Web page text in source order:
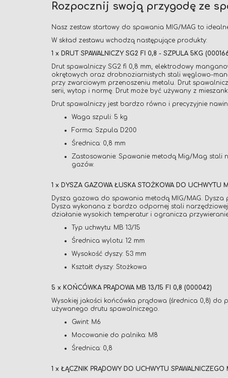
Rozpocznij swoją przygodę ze
Nasz zestaw startowy do spawania MIG/MAG to
W skład zestawu wchodzą następujące produkty:
1 x DRUT SPAWALNICZY SG2 FI 0,8 - SZPULA 5KG
Drut spawalniczy SG2 fi 0,8 mm, elektrodowy
okrętowych oraz drobnoziarnistych stali węglowo-
przy zwarciowym przenoszeniu metalu. Drut
serii, wytop i normę. Drut może być używany z
Drut spawalniczy jest bardzo równo i precyzyjnie
Waga szpuli: 5 kg
Forma: Szpula D200
Średnica: 0,8 mm
Zastosowanie: Spawanie metodą Mig/Mag stali
gazów.
1 x DYSZA GAZOWA ŁUSKA STOŻKOWA DO UCHWYTU
Dysza gazowa do spawania metodą MIG/MAG. Dysza
Dysza wykonana z bardzo odpornej stali
działanie wysokich temperatur i ogranicza
Typ uchwytu: MB 13/15
Średnica wylotu: 12 mm
Wysokość dyszy: 53 mm
Kształt dyszy: Stożkowa
5 x KOŃCÓWKA PRĄDOWA MB 13/15 FI 0,8 (000042)
Wysokiej jakości końcówka prądowa (średnica 0,8)
używanego drutu spawalniczego.
Gwint: M6
Mocowanie do palnika: M8
Średnica: 0,8
1 x ŁĄCZNIK PRĄDOWY DO UCHWYTU